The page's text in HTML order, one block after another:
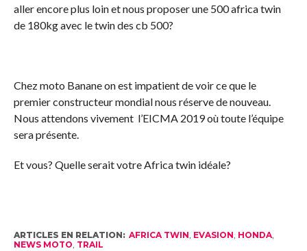
aller encore plus loin et nous proposer une 500 africa twin
de 180kg avec le twin des cb 500?
Chez moto Banane on est impatient de voir ce que le
premier constructeur mondial nous réserve de nouveau.
Nous attendons vivement l’EICMA 2019 où toute l’équipe
sera présente.
Et vous? Quelle serait votre Africa twin idéale?
ARTICLES EN RELATION: AFRICA TWIN, EVASION, HONDA,
NEWS MOTO, TRAIL